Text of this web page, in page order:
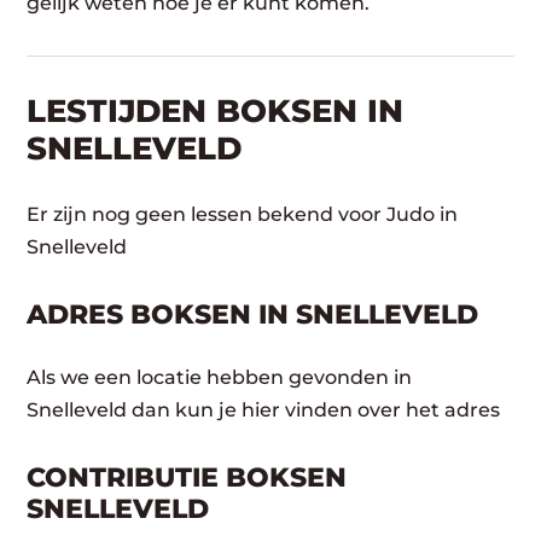
LESTIJDEN BOKSEN IN
SNELLEVELD
Er zijn nog geen lessen bekend voor Judo in
Snelleveld
ADRES BOKSEN IN SNELLEVELD
Als we een locatie hebben gevonden in
Snelleveld dan kun je hier vinden over het adres
CONTRIBUTIE BOKSEN
SNELLEVELD